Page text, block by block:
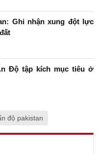
Ghi nhận xung đột lực
Độ tập kích mục tiêu ở
độ pakistan